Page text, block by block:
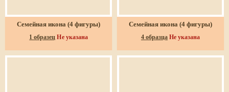
Семейная икона (4 фигуры)
1 образец Не указана
Семейная икона (4 фигуры)
4 образца Не указана